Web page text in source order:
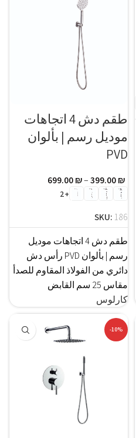
طقم دش 4 اتجاهات
موديل رسم | بألوان
PVD
كارلوس
399.00₪
–
699.00₪
+2
SKU: 186
طقم دش 4 اتجاهات موديل
رسم | بألوان PVD رأس دش
دائري من الفولاذ المقاوم للصدأ
مقاس 25 سم القابض
-10%